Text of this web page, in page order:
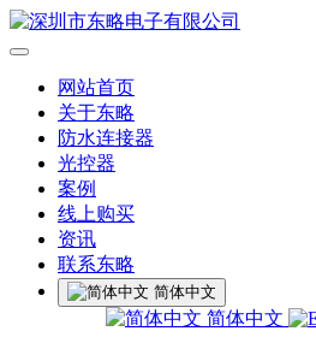
网站首页
关于东略
防水连接器
光控器
案例
线上购买
资讯
联系东略
简体中文
简体中文